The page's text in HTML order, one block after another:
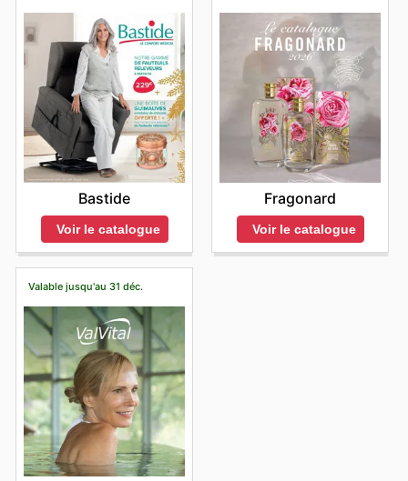
Bastide
Voir le catalogue
Fragonard
Voir le catalogue
Valable jusqu'au 31 déc.